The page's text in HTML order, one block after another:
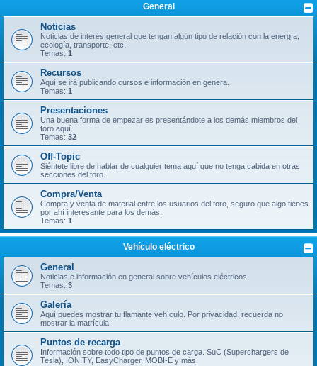
General
Noticias
Noticias de interés general que tengan algún tipo de relación con la energía,
ecología, transporte, etc.
Temas: 1
Recursos
Aquí se irá publicando cursos e información en genera.
Temas: 1
Presentaciones
Una buena forma de empezar es presentándote a los demás miembros del
foro aquí.
Temas: 32
Off-Topic
Siéntete libre de hablar de cualquier tema aquí que no tenga cabida en otras
secciones del foro.
Compra/Venta
Compra y venta de material entre los usuarios del foro, seguro que algo tienes
por ahí interesante para los demás.
Temas: 1
Vehículo eléctrico
General
Noticias e información en general sobre vehículos eléctricos.
Temas: 3
Galería
Aquí puedes mostrar tu flamante vehículo. Por privacidad, recuerda no
mostrar la matrícula.
Puntos de recarga
Información sobre todo tipo de puntos de carga. SuC (Superchargers de
Tesla), IONITY, EasyCharger, MOBI-E y más.